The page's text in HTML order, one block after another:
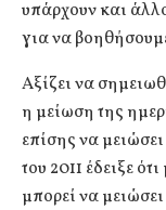
υπάρχουν και
για να
Αξίζει να
η μείωση της
επίσης να
του 2011 έδειξε
μπορεί να